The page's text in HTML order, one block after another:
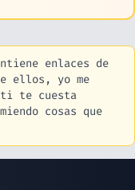
enlaces de
ellos, yo me
ti te cuesta
cosas que